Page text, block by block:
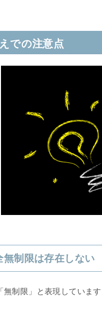
での注意点
制限は存在しない
制限」と表現しています